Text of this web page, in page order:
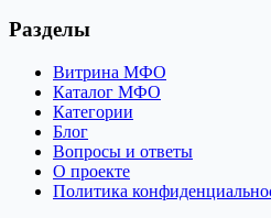
Разделы
Витрина МФО
Каталог МФО
Категории
Блог
Вопросы и ответы
О проекте
Политика